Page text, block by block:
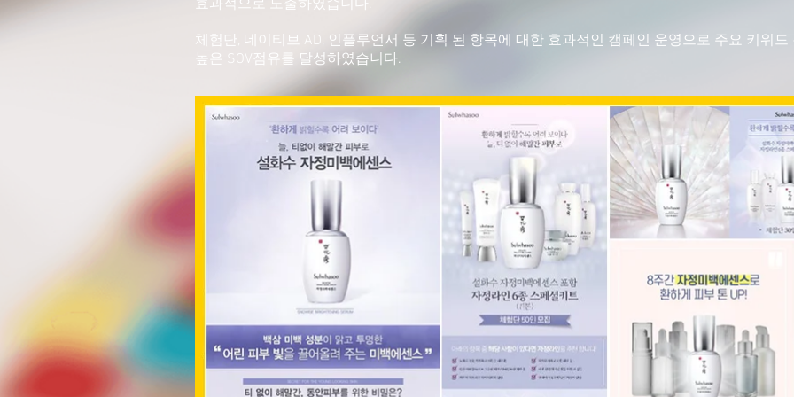
효과적으로 노출하였습니다.
체험단, 네이티브 AD, 인플루언서 등 기획 된 항목에 대한 효과적인 캠페인 운영으로 주요 키워드
높은 SOV점유를 달성하였습니다.